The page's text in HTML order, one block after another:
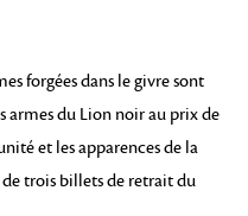
forgées dans le givre sont
armes du Lion noir au prix de
et les apparences de la
de trois billets de retrait du